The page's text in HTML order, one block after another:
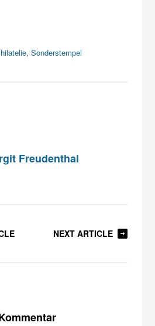
,Sonderstempel
Freudenthal
NEXT ARTICLE